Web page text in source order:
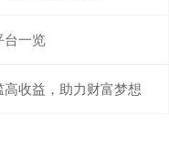
台一览
收益，助力财富梦想